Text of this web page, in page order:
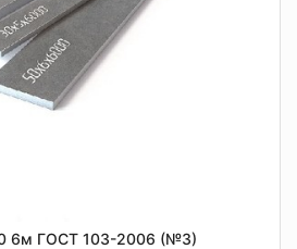
6м ГОСТ 103-2006 (№3)